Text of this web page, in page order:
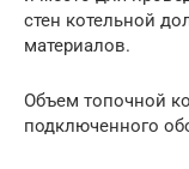
стен котельной
материалов.
Объем топочной
подключенного